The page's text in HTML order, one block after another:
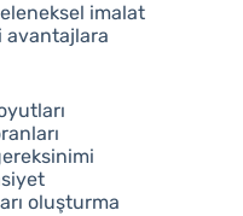
imalat
avantajlara
oluşturma